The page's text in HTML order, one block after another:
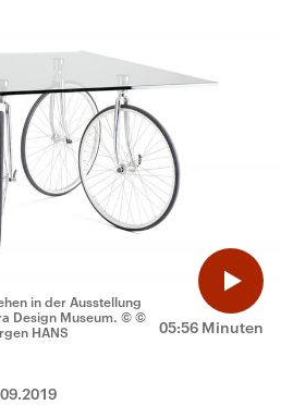
05:56 Minuten
in der Ausstellung
Design Museum. © ©
HANS